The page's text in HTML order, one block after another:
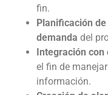
fin.
Planificación
demanda del
Integración con
el fin de
información.